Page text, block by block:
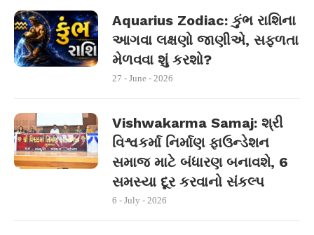
Aquarius Zodiac: કુંભ રાશિના
આગવા લક્ષણો જાણીએ, સફળતા
મેળવવા શું કરશો?
27 - June - 2026
Vishwakarma Samaj: શ્રી
વિશ્વકર્મા નિર્માણ ફાઉન્ડેશન
સમાજ માટે બંધારણ બનાવશે, 6
સમસ્યા દૂર કરવાનો સંકલ્પ
6 - July - 2026